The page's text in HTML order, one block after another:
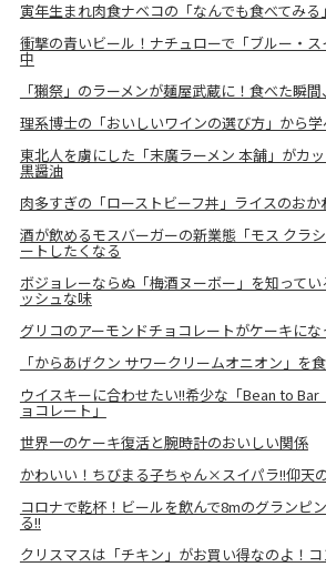
寅年生まれ肉食ナベコの「なんでも食べてみる
衝撃の青いビール！ナチュローで「ブルー・
中
「獺祭」のラーメンが麺屋武蔵に！食べた瞬
理系博士の「おいしいワインの選び方」から
東北人を虜にした「末廣ラーメン 本舗」がカ
黒醤油
肉多すぎの「ローストビーフ丼」ライスのお
酒が飲めるモスバーガーの新業態「モス クラ
ートしたくなる
ボジョレーならぬ「梅酒ヌーボー」を知って
ッシュな味
グリコのアーモンドチョコレートがケーキにな
「からあげクン サワークリームオニオン」を
ウイスキーに合わせたい!!希少な「Bean to Bar
ョコレート」
世界一のケーキ復活と腕時計のおいしい関係
かわいい！ちびまる子ちゃん×スイパラ!!仰天
コロナで乾杯！ビールを飲んで8mのグランピ
る!!
クリスマスは「チキン」がお買い得なのよ！